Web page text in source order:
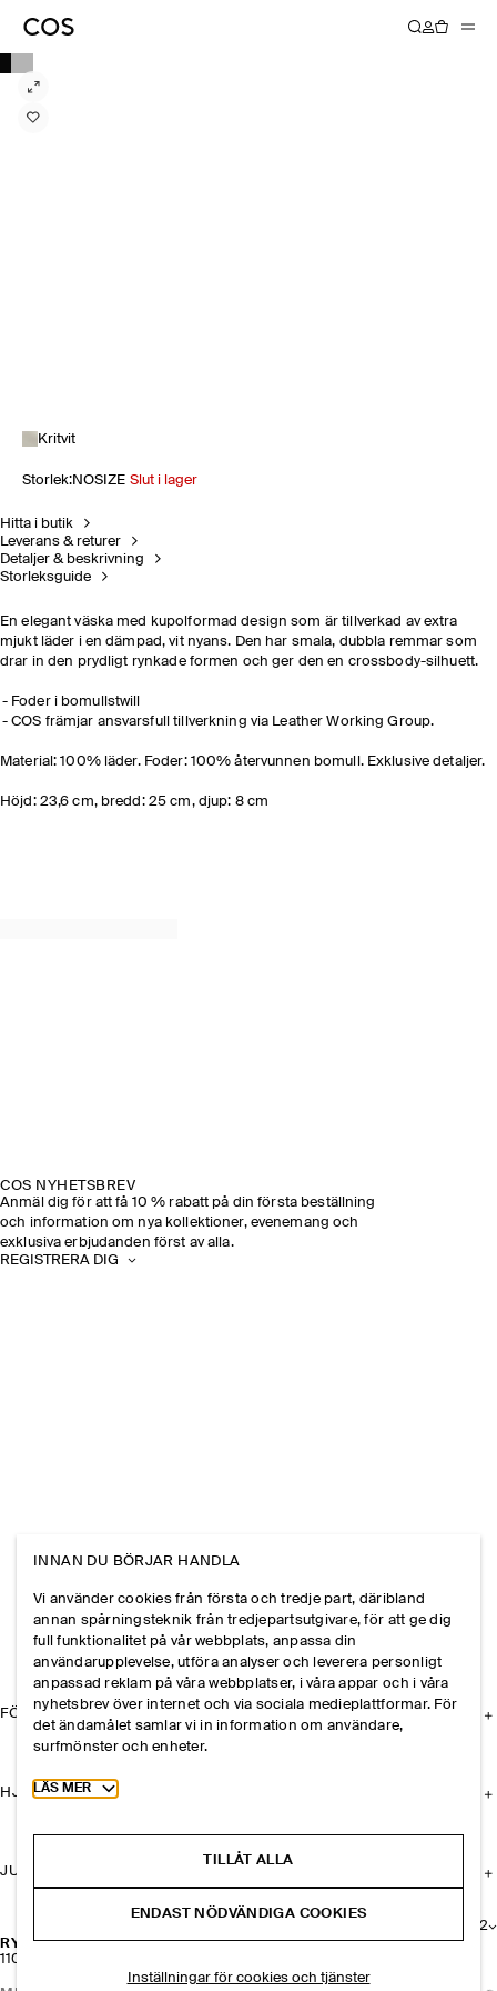
Kritvit
Storlek:NOSIZE Slut i lager
Hitta i butik
Leverans & returer
Detaljer & beskrivning
Storleksguide
En elegant väska med kupolformad design som är tillverkad av extra
mjukt läder i en dämpad, vit nyans. Den har smala, dubbla remmar som
drar in den prydligt rynkade formen och ger den en crossbody-silhuett.
Foder i bomullstwill
COS främjar ansvarsfull tillverkning via Leather Working Group.
Material: 100% läder. Foder: 100% återvunnen bomull. Exklusive detaljer.
Höjd: 23,6 cm, bredd: 25 cm, djup: 8 cm
RYNKAD VÄSKA I LÄDER
1100 kr
2
COS NYHETSBREV
Anmäl dig för att få 10 % rabatt på din första beställning
och information om nya kollektioner, evenemang och
exklusiva erbjudanden först av alla.
REGISTRERA DIG
FÖRETAGET
HJÄLP
JURIDISK INFORMATION
INNAN DU BÖRJAR HANDLA
Vi använder cookies från första och tredje part, däribland
annan spårningsteknik från tredjepartsutgivare, för att ge dig
full funktionalitet på vår webbplats, anpassa din
användarupplevelse, utföra analyser och leverera personligt
anpassad reklam på våra webbplatser, i våra appar och i våra
nyhetsbrev över internet och via sociala medieplattformar. För
det ändamålet samlar vi in information om användare,
surfmönster och enheter.
Toggle more cookie information
LÄS MER
TILLÅT ALLA
ENDAST NÖDVÄNDIGA COOKIES
Inställningar för cookies och tjänster